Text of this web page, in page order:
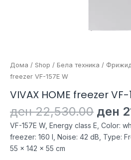
Дома / Shop / Бела техника /
freezer VF-157E W
VIVAX HOME freezer VF-
ден22,530.00
price
was:
ден
ден
VF-157E W, Energy class E, Color:
freezer: 160 l, Noise: 42 dB, Type:
55 x 142 x 55 cm